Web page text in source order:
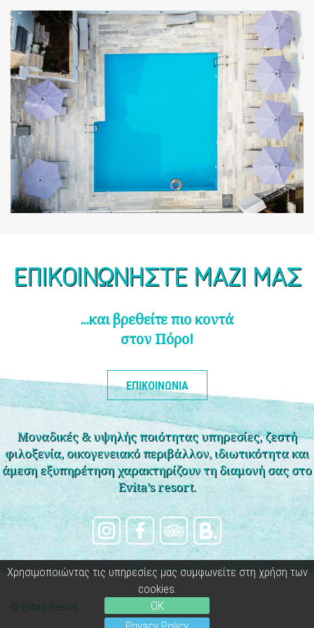
Χρησιμοποιώντας τις υπηρεσίες μας συμφωνείτε στη χρήση των
cookies.
OK
ΕΠΙΚΟΙΝΩΝΗΣΤΕ ΜΑΖΙ ΜΑΣ
...και βρεθείτε πιο κοντά
στον Πόρο!
ΕΠΙΚΟΙΝΩΝΙΑ
Μοναδικές & υψηλής ποιότητας υπηρεσίες, ζεστή
φιλοξενία, οικογενειακό περιβάλλον, ιδιωτικότητα και
άμεση εξυπηρέτηση χαρακτηρίζουν τη διαμονή σας στο
Evita’s resort.
© Evita's Resort